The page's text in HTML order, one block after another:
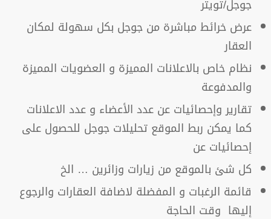
جوجل/تويتر
عرض خرائط مباشرة من جوجل بكل سهولة لمكان
العقار
نظام خاص بالاعلانات المميزة و العضويات المميزة
والمدفوعة
تقارير وإحصائيات عن عدد الأعضاء و عدد الاعلانات
كما يمكن ربط الموقع تحليلات جوجل للحصول على
إحصائيات عن
كل شئ بالموقع من زيارات وزائرين … الخ
قائمة الرغبات و المفضلة لاضافة العقارات والرجوع
إليها وقت الحاجة